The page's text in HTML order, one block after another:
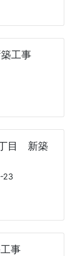
工事
丁目 新築
23
事